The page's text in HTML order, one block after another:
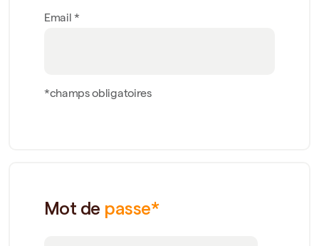
Email *
*champs obligatoires
Mot de passe*